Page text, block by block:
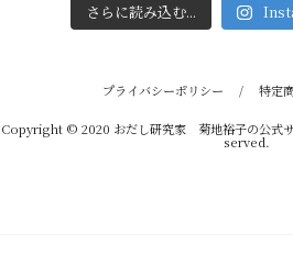
さらに読み込む...
プライバシーポリシー / 特定
Copyright © 2020 おだし研究家 菊地裕子の公式
served.